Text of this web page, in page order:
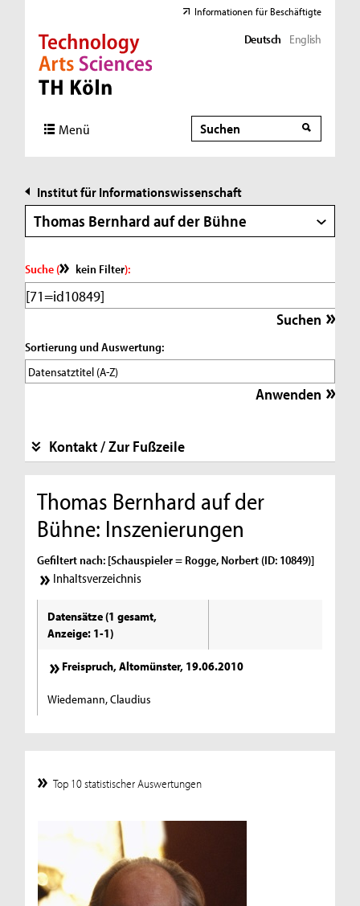
Direkt zur Hauptnavigation
Direkt zur Subnavigation
Direkt zum Inhalt
Direkt zum Fußbereich
Informationen für Beschäftigte
Deutsch English
Menü Suche
Suche
Institut für Informationswissenschaft
Thomas Bernhard auf der Bühne
Suche ( kein Filter):
Sortierung und Auswertung:
Kontakt / Zur Fußzeile
Thomas Bernhard auf der
Bühne: Inszenierungen
Gefiltert nach: [Schauspieler = Rogge, Norbert (ID: 10849)]
Inhaltsverzeichnis
Datensätze (1 gesamt,
Anzeige: 1-1)
Freispruch, Altomünster, 19.06.2010
Wiedemann, Claudius
Top 10 statistischer Auswertungen